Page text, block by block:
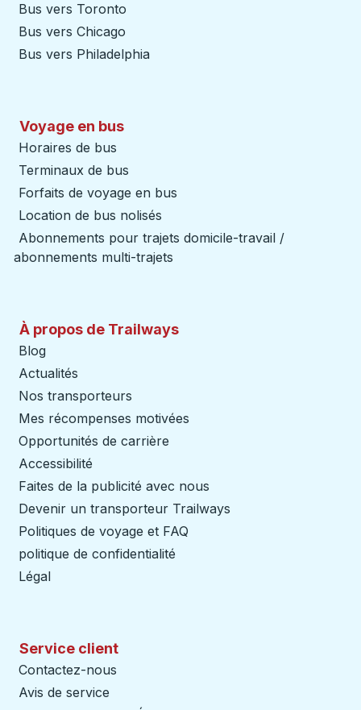
Bus vers Toronto
Bus vers Chicago
Bus vers Philadelphia
Voyage en bus
Horaires de bus
Terminaux de bus
Forfaits de voyage en bus
Location de bus nolisés
Abonnements pour trajets domicile-travail /
abonnements multi-trajets
À propos de Trailways
Blog
Actualités
Nos transporteurs
Mes récompenses motivées
Opportunités de carrière
Accessibilité
Faites de la publicité avec nous
Devenir un transporteur Trailways
Politiques de voyage et FAQ
politique de confidentialité
Légal
Service client
Contactez-nous
Avis de service